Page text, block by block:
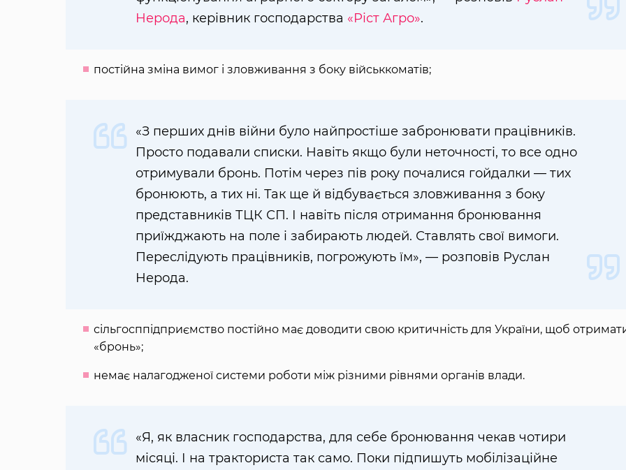
Нерода, керівник господарства «Ріст Агро».
постійна зміна вимог і зловживання з боку військкоматів;
«З перших днів війни було найпростіше забронювати працівників.
Просто подавали списки. Навіть якщо були неточності, то все одно
отримували бронь. Потім через пів року почалися гойдалки — тих
бронюють, а тих ні. Так ще й відбувається зловживання з боку
представників ТЦК СП. І навіть після отримання бронювання
приїжджають на поле і забирають людей. Ставлять свої вимоги.
Переслідують працівників, погрожують їм», — розповів Руслан
Нерода.
сільгосппідприємство постійно має доводити свою критичність для України, щоб
«бронь»;
немає налагодженої системи роботи між різними рівнями органів влади.
«Я, як власник господарства, для себе бронювання чекав чотири
місяці. І на тракториста так само. Поки підпишуть мобілізаційне